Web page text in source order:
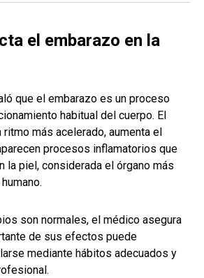
el embarazo en la
que el embarazo es un proceso
habitual del cuerpo. El
ritmo más acelerado, aumenta el
procesos inflamatorios que
la piel, considerada el órgano más
son normales, el médico asegura
de sus efectos puede
mediante hábitos adecuados y